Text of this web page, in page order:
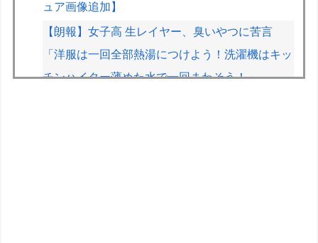
ュア画像追加】
【朗報】女子高 生レイヤー、臭いやつに苦言
「洋服は一回全部熱湯につけよう！洗濯機はキッ
チンハイター薄めた水で一回まわそう！」